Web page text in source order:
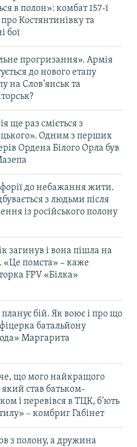
в полон»: комбат 157-ї
Костянтинівку та
бої
прогризання». Армія
до нового етапу
на Слов’янськ та
ще раз сміється з
Одним з перших
Ордена Білого Орла був
до небажання жити.
з людьми після
із російського полону
загинув і вона пішла на
«Це помста» – каже
FPV «Білка»
бій. Як воює і про що
батальйону
Маргарита
що мого найкращого
який став батьком-
і перевівся в ТЦК, б’ють
– комбриг Габінет
з полону, а дружина